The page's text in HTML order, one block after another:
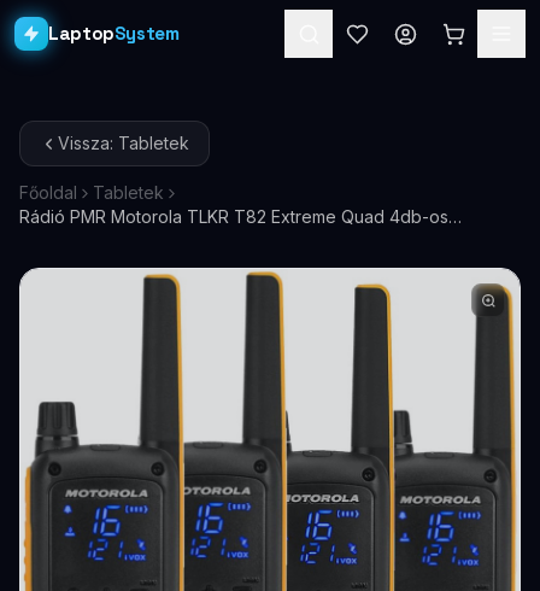
LaptopSystem
Asztali PC-k
Workstation PRO
Akciók
Ajándékkártya
Vissza: Tabletek
Főoldal
Tabletek
Rádió PMR Motorola TLKR T82 Extreme Quad 4db-os